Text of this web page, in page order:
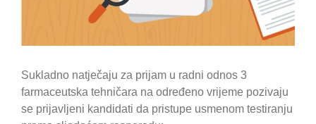
Sukladno natječaju za prijam u radni odnos 3
farmaceutska tehničara na određeno vrijeme pozivaju
se prijavljeni kandidati da pristupe usmenom testiranju